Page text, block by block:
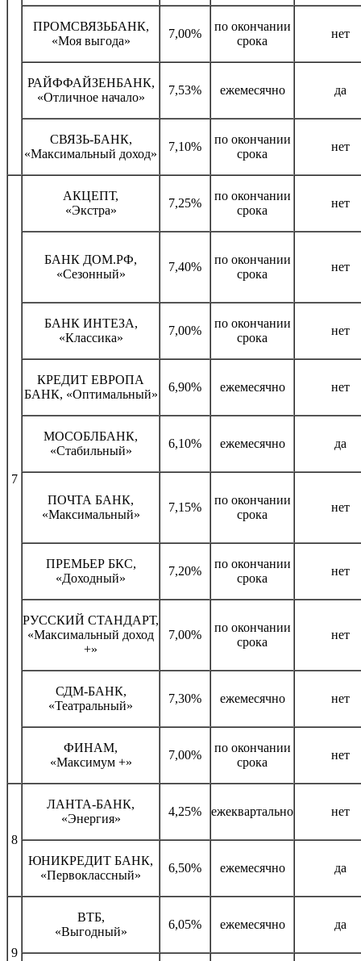
ПРОМСВЯЗЬБАНК,
«Моя выгода»
7,00%
по окончании
срока
нет
РАЙФФАЙЗЕНБАНК,
«Отличное начало»
7,53% ежемесячно да
СВЯЗЬ-БАНК,
«Максимальный доход»
7,10%
по окончании
срока
нет
7
АКЦЕПТ,
«Экстра»
7,25%
по окончании
срока
нет
БАНК ДОМ.РФ,
«Сезонный»
7,40%
по окончании
срока
нет
БАНК ИНТЕЗА,
«Классика»
7,00%
по окончании
срока
нет
КРЕДИТ ЕВРОПА
БАНК, «Оптимальный»
6,90% ежемесячно нет
МОСОБЛБАНК,
«Стабильный»
6,10% ежемесячно да
ПОЧТА БАНК,
«Максимальный»
7,15%
по окончании
срока
нет
ПРЕМЬЕР БКС,
«Доходный»
7,20%
по окончании
срока
нет
РУССКИЙ СТАНДАРТ,
«Максимальный доход
+»
7,00%
по окончании
срока
нет
СДМ-БАНК,
«Театральный»
7,30% ежемесячно нет
ФИНАМ,
«Максимум +»
7,00%
по окончании
срока
нет
8
ЛАНТА-БАНК,
«Энергия»
4,25% ежеквартально нет
ЮНИКРЕДИТ БАНК,
«Первоклассный»
6,50% ежемесячно да
9
ВТБ,
«Выгодный»
6,05% ежемесячно да